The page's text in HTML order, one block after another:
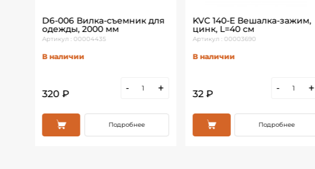
D6-006 Вилка-съемник для
одежды, 2000 мм
Артикул : 00004435
В наличии
320 ₽
- +
Подробнее
KVC 140-E Вешалка-зажим,
цинк, L=40 см
Артикул : 00003690
В наличии
32 ₽
- +
Подробнее